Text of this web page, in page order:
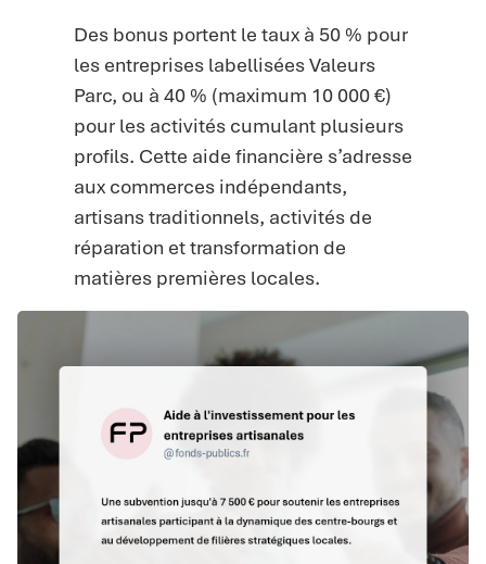
Des bonus portent le taux à 50 % pour
les entreprises labellisées Valeurs
Parc, ou à 40 % (maximum 10 000 €)
pour les activités cumulant plusieurs
profils. Cette aide financière s’adresse
aux commerces indépendants,
artisans traditionnels, activités de
réparation et transformation de
matières premières locales.